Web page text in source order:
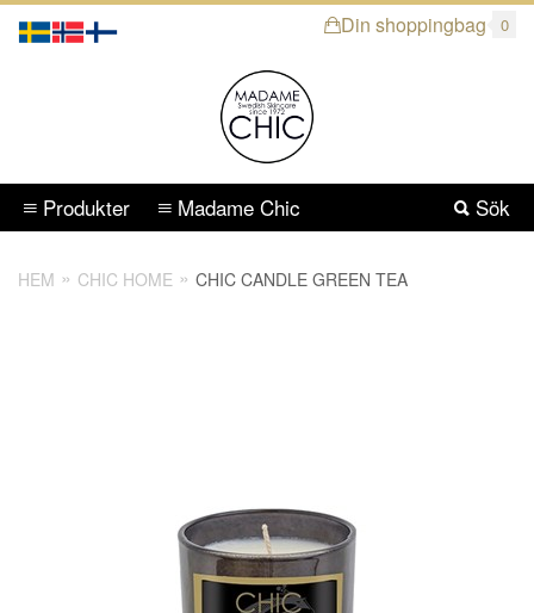
Din shoppingbag 0
Sök
Produkter Madame Chic
HEM CHIC HOME CHIC CANDLE GREEN TEA